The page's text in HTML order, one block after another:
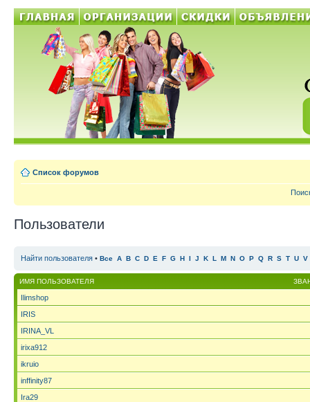
Список форумов
Пользователи
Найти пользователя • Все A B C D E F G H I J K L M N O P Q R S T U V
ИМЯ ПОЛЬЗОВАТЕЛЯ
Ilimshop
IRIS
IRINA_VL
irixa912
ikruio
inffinity87
Ira29